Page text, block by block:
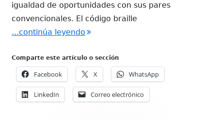
igualdad de oportunidades con sus pares
convencionales. El código braille
...continúa leyendo "Braille e inclusión educativa: un
Comparte este artículo o sección
Facebook X WhatsApp
LinkedIn Correo electrónico